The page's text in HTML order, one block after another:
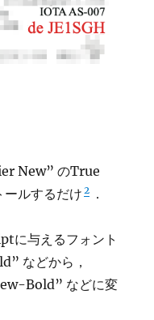
New” のTrue
ルするだけ 2 ．
に与えるフォント
などから，
Bold” などに変